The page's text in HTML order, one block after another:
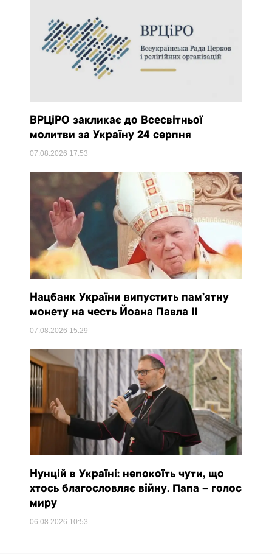
ВРЦіРО закликає до Всесвітньої
молитви за Україну 24 серпня
07.08.2026 17:53
Нацбанк України випустить пам’ятну
монету на честь Йоана Павла II
07.08.2026 15:29
Нунцій в Україні: непокоїть чути, що
хтось благословляє війну. Папа – голос
миру
06.08.2026 10:53